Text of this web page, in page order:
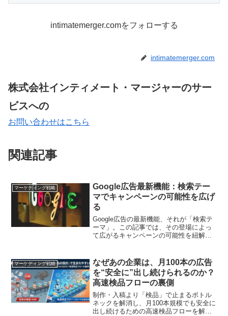
intimatemerger.comをフォローする
intimatemerger.com
株式会社インティメート・マージャーのサー
ビスへの
お問い合わせはこちら
関連記事
マーケティング戦略
Google広告最新機能：検索テー
マでキャンペーンの可能性を広げ
る
Google広告の最新機能、それが「検索テ
ーマ」。この記事では、その登場によっ
て広がるキャンペーンの可能性を紐解き
マーケティング戦略
なぜあの企業は、月100本の広告
を“安全に”出し続けられるのか？
高速検品フローの裏側
制作・入稿より「検品」で止まるボトル
ネックを解消し、月100本規模でも安全に
出し続けるための高速検品フローを解説